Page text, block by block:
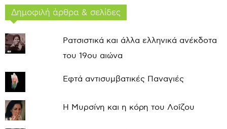
Δημοφιλή άρθρα & σελίδες
Ρατσιστικά και άλλα ελληνικά ανέκδοτα
του 19ου αιώνα
Εφτά αντισυμβατικές Παναγιές
Η Μυρσίνη και η κόρη του Λοΐζου